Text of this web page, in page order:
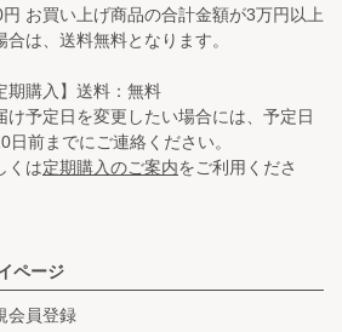
お買い上げ商品の合計金額が3万円以上
合は、送料無料となります。
期購入】送料：無料
け予定日を変更したい場合には、予定日
日前までにご連絡ください。
くは定期購入のご案内をご利用くださ
ページ
会員登録